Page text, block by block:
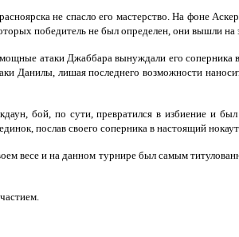
не спасло его мастерство. На фоне
победитель не был определен, они вышли на
атаки Джаббара вынуждали его соперника
Данилы, лишая последнего возможности
бой, по сути, превратился в избиение и
послав своего соперника в настоящий нокаут.
весе и на данном турнире был самым